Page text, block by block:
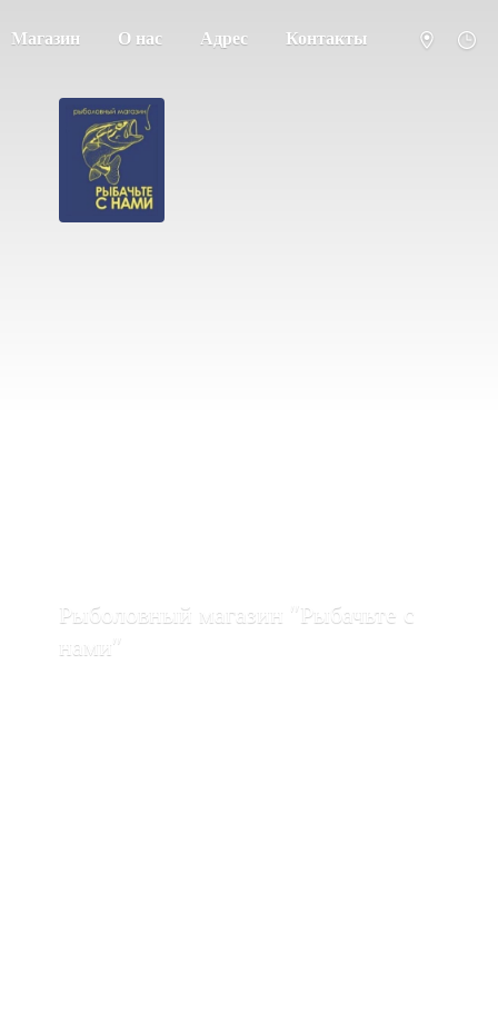
Магазин О нас Адрес Контакты
Рыболовный магазин "Рыбачьте с
нами"